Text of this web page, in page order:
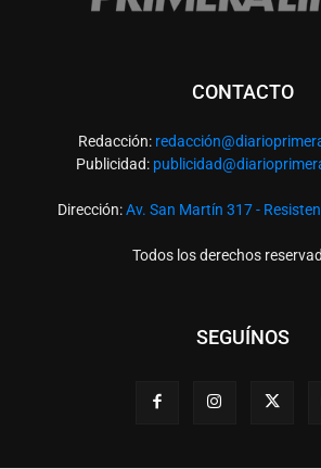
CONTACTO
Redacción: redacció
Publicidad:
Dirección:Av. San Martín 317 -
Todos los derechos
SEGUÍNOS